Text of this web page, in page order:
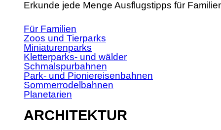
Erkunde jede Menge Ausflugstipps für
Für Familien
Zoos und Tierparks
Miniaturenparks
Kletterparks- und wälder
Schmalspurbahnen
Park- und Pioniereisenbahnen
Sommerrodelbahnen
Planetarien
ARCHITEKTUR